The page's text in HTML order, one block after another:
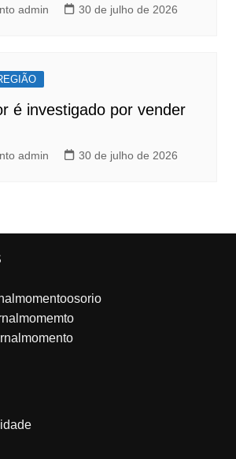
admin 30 de julho de 2026
é investigado por vender
admin 30 de julho de 2026